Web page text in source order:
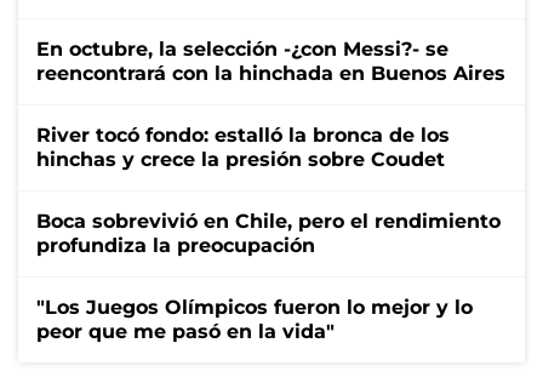
En octubre, la selección -¿con Messi?- se
reencontrará con la hinchada en Buenos Aires
River tocó fondo: estalló la bronca de los
hinchas y crece la presión sobre Coudet
Boca sobrevivió en Chile, pero el rendimiento
profundiza la preocupación
"Los Juegos Olímpicos fueron lo mejor y lo
peor que me pasó en la vida"